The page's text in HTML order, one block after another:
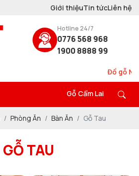
Giới thiệuTin tứcLiên hệ
Hotline 24/7
0776 568 968
1900 8888 99
Đồ gỗ Nội
Gỗ Cẩm Lai
Phòng Ăn Bàn Ăn Gỗ Tau
GỖ TAU